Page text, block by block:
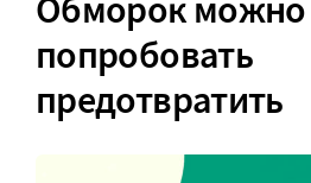
Обморок можно
попробовать
предотвратить